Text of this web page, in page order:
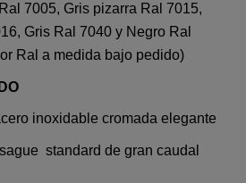
7005, Gris pizarra Ral 7015,
Gris Ral 7040 y Negro Ral
Ral a medida bajo pedido)
inoxidable cromada elegante
standard de gran caudal